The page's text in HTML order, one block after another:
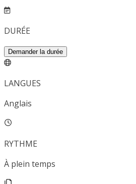
DURÉE
Demander la durée
LANGUES
Anglais
RYTHME
À plein temps